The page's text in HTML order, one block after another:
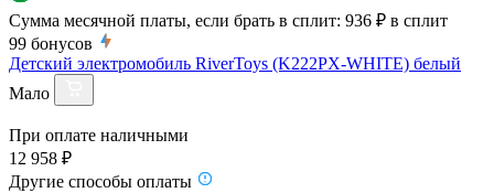
Сумма месячной платы, если брать в сплит: 936 ₽ в сплит
99 бонусов
Детский электромобиль RiverToys (K222PX-WHITE) белый
Мало
При оплате наличными
12 958 ₽
Другие способы оплаты